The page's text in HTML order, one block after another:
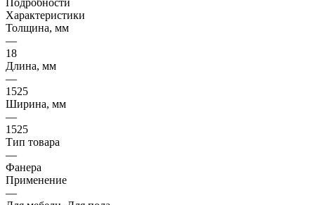
Характеристики
Толщина, мм
—
18
Длина, мм
—
1525
Ширина, мм
—
1525
Тип товара
—
Фанера
Применение
—